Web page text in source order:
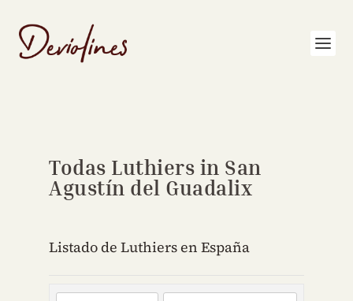
Todas Luthiers in San
Agustín del Guadalix
Listado de Luthiers en España